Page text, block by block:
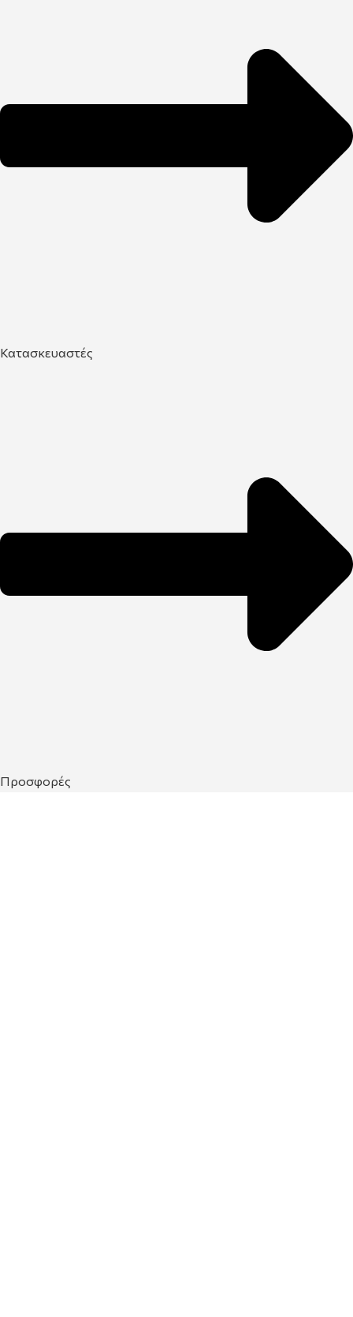
Κατασκευαστές
Προσφορές